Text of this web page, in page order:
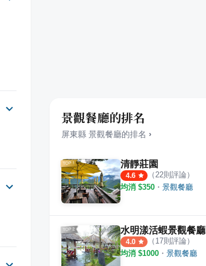
景觀餐廳的排名
屏東縣 景觀餐廳的排名 ›
清靜莊園
4.6 （22則評論）
均消 $350 ・ 景觀餐廳
水明漾活蝦景觀餐廳
4.0 （ 17則評論）
均消 $1000 ・ 景觀餐廳